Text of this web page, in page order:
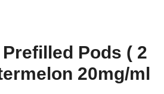
Pods ( 2
20mg/ml